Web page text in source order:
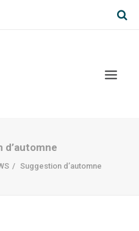
d’automne
Suggestion d’automne